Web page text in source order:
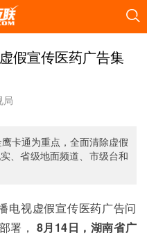
假宣传医药广告集
局
卡通为重点，全面清除虚假
、省级地面频道、市级台和
电视虚假宣传医药广告问
署， 8月14日，湖南省广